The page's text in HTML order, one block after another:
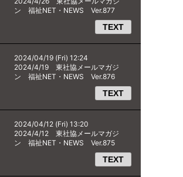
ン 福祉NET・NEWS Ver.877
TEXT
2024/04/19 (Fri) 12:24
2024/4/19 東社協メールマガジ
ン 福祉NET・NEWS Ver.876
TEXT
2024/04/12 (Fri) 13:20
2024/4/12 東社協メールマガジ
ン 福祉NET・NEWS Ver.875
TEXT